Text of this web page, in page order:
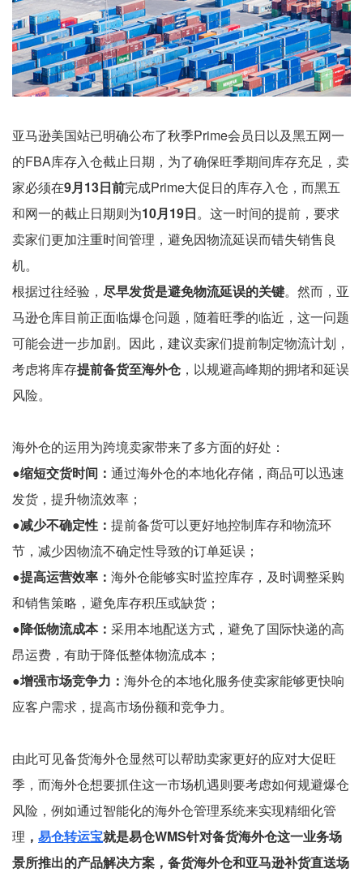
亚马逊美国站已明确公布了秋季Prime会员日以及黑五网一
的FBA库存入仓截止日期，为了确保旺季期间库存充足，卖
家必须在9月13日前完成Prime大促日的库存入仓，而黑五
和网一的截止日期则为10月19日。这一时间的提前，要求
卖家们更加注重时间管理，避免因物流延误而错失销售良
机。
根据过往经验， 尽早发货是避免物流延误的关键。然而，亚
马逊仓库目前正面临爆仓问题，随着旺季的临近，这一问题
可能会进一步加剧。因此，建议卖家们提前制定物流计划，
考虑将库存提前备货至海外仓 ，以规避高峰期的拥堵和延误
风险。
海外仓的运用为跨境卖家带来了多方面的好处：
●缩短交货时间： 通过海外仓的本地化存储，商品可以迅速
发货，提升物流效率；
●减少不确定性： 提前备货可以更好地控制库存和物流环
节，减少因物流不确定性导致的订单延误；
●提高运营效率： 海外仓能够实时监控库存，及时调整采购
和销售策略，避免库存积压或缺货；
●降低物流成本： 采用本地配送方式，避免了国际快递的高
昂运费，有助于降低整体物流成本；
●增强市场竞争力： 海外仓的本地化服务使卖家能够更快响
应客户需求，提高市场份额和竞争力。
由此可见备货海外仓显然可以帮助卖家更好的应对大促旺
季，而海外仓想要抓住这一市场机遇则要考虑如何规避爆仓
风险，例如通过智能化的海外仓管理系统来实现精细化管
理 ， 易仓转运宝就是易仓WMS针对备货海外仓这一业务场
景所推出的产品解决方案，备货海外仓和亚马逊补货直送场